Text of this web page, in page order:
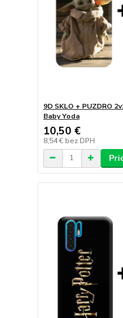
9D SKLO + PUZDRO
Baby Yoda
10,50 €
8,54 € bez DPH